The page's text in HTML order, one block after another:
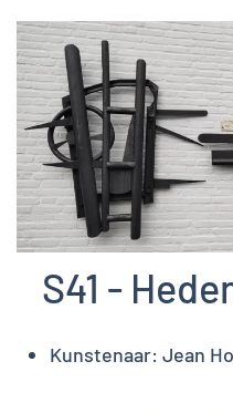
S41 -
Kunstenaar: Jean